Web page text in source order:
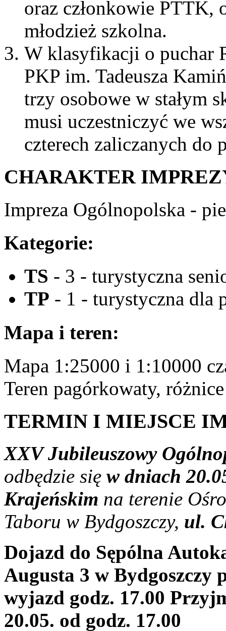
oraz członkowie PTTK,
młodzież szkolna.
W klasyfikacji o puchar
PKP im. Tadeusza
trzy osobowe w stałym
musi uczestniczyć we
czterech zaliczanych do
CHARAKTER
Impreza Ogólnopolska -
Kategorie:
TS - 3 - turystyczna
TP - 1 - turystyczna dla
Mapa i teren:
Mapa 1:25000 i 1:10000
Teren pagórkowaty,
TERMIN I MIEJSCE
XXV Jubileuszowy
odbędzie się w dniach
Krajeńskim na terenie
Taboru w Bydgoszczy, ul.
Dojazd do Sępólna
Augusta 3 w Bydgoszczy
wyjazd godz. 17.00
20.05. od godz. 17.00